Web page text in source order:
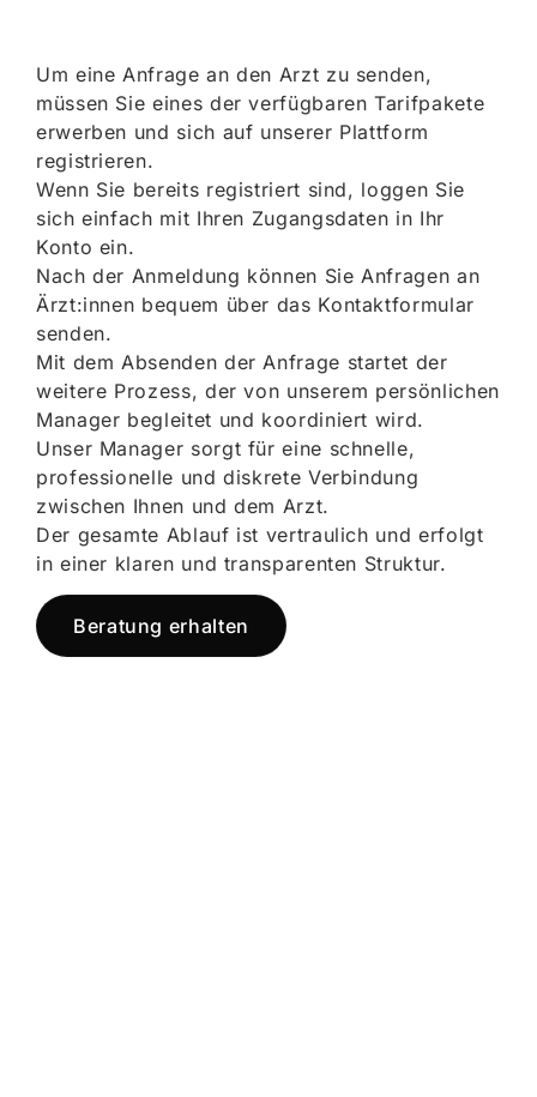
Um eine Anfrage an den Arzt zu senden,
müssen Sie eines der verfügbaren Tarifpakete
erwerben und sich auf unserer Plattform
registrieren.
Wenn Sie bereits registriert sind, loggen Sie
sich einfach mit Ihren Zugangsdaten in Ihr
Konto ein.
Nach der Anmeldung können Sie Anfragen an
Ärzt:innen bequem über das Kontaktformular
senden.
Mit dem Absenden der Anfrage startet der
weitere Prozess, der von unserem persönlichen
Manager begleitet und koordiniert wird.
Unser Manager sorgt für eine schnelle,
professionelle und diskrete Verbindung
zwischen Ihnen und dem Arzt.
Der gesamte Ablauf ist vertraulich und erfolgt
in einer klaren und transparenten Struktur.
Beratung erhalten